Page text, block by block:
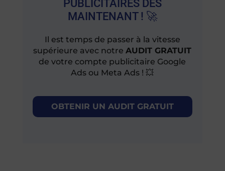
PUBLICITAIRES DÈS
MAINTENANT ! 🚀
Il est temps de passer à la vitesse
supérieure avec notreAUDIT GRATUIT
de votre compte publicitaire Google
Ads ou Meta Ads ! 💥
OBTENIR UN AUDIT GRATUIT